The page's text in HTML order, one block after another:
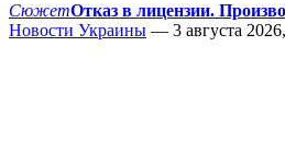
СюжетОтказ в лицензии.
Новости Украины — 3 августа